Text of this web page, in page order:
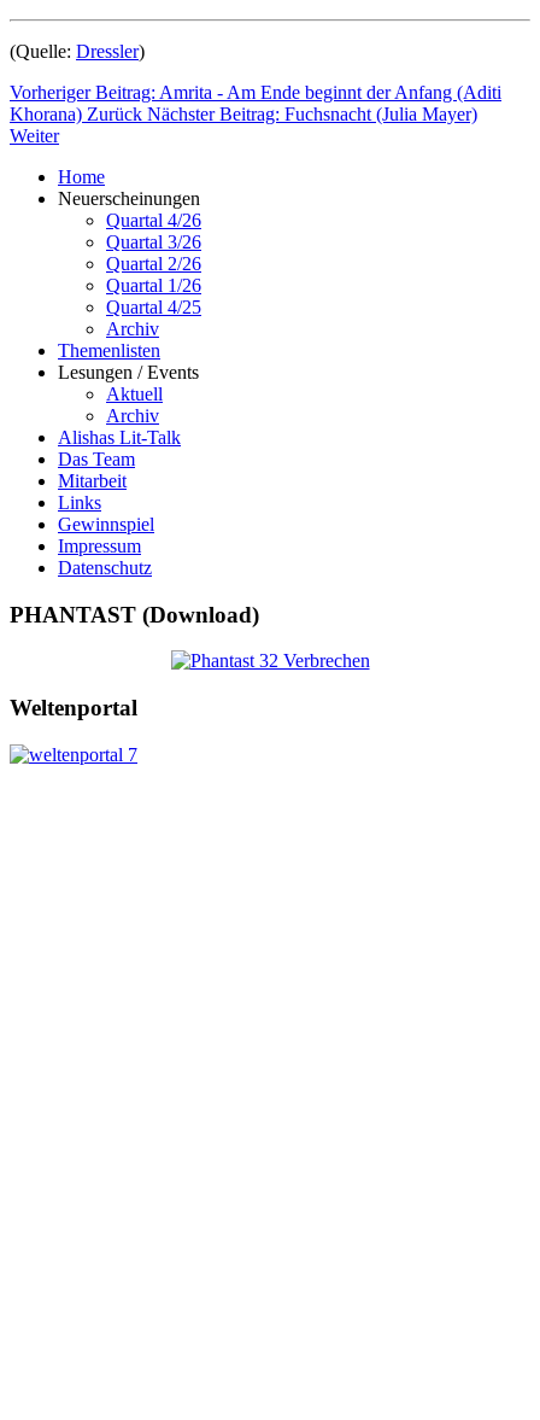
(Quelle: Dressler)
Vorheriger Beitrag: Amrita - Am Ende beginnt der Anfang (Aditi
Khorana) Zurück Nächster Beitrag: Fuchsnacht (Julia Mayer)
Weiter
Home
Neuerscheinungen
Quartal 4/26
Quartal 3/26
Quartal 2/26
Quartal 1/26
Quartal 4/25
Archiv
Themenlisten
Lesungen / Events
Aktuell
Archiv
Alishas Lit-Talk
Das Team
Mitarbeit
Links
Gewinnspiel
Impressum
Datenschutz
PHANTAST (Download)
Weltenportal